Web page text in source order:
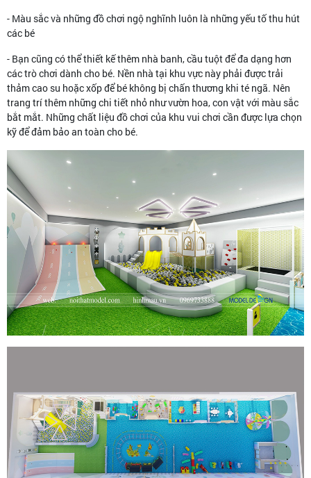
- Màu sắc và những đồ chơi ngộ nghĩnh luôn là những yếu tố thu hút
các bé
- Bạn cũng có thể thiết kế thêm nhà banh, cầu tuột để đa dạng hơn
các trò chơi dành cho bé. Nền nhà tại khu vực này phải được trải
thảm cao su hoặc xốp để bé không bị chấn thương khi té ngã. Nên
trang trí thêm những chi tiết nhỏ như vườn hoa, con vật với màu sắc
bắt mắt. Những chất liệu đồ chơi của khu vui chơi cần được lựa chọn
kỹ để đảm bảo an toàn cho bé.